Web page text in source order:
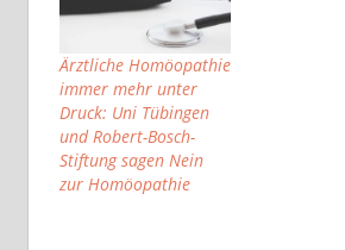
Ärztliche Homöopathie
immer mehr unter
Druck: Uni Tübingen
und Robert-Bosch-
Stiftung sagen Nein
zur Homöopathie